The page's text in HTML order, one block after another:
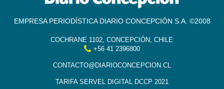
EMPRESA PERIODÍSTICA DIARIO CONCEPCIÓN S.A. ©2008
COCHRANE 1102, CONCEPCIÓN, CHILE
+56 41 2396800
CONTACTO@DIARIOCONCEPCION.CL
TARIFA SERVEL DIGITAL DCCP 2021